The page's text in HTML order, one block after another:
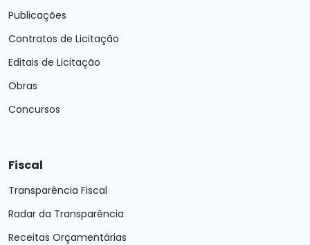
Publicações
Contratos de Licitação
Editais de Licitação
Obras
Concursos
Fiscal
Transparência Fiscal
Radar da Transparência
Receitas Orçamentárias